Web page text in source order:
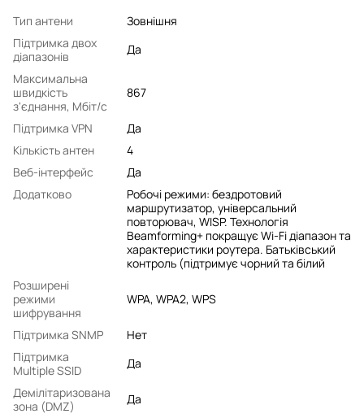
Тип антени
Зовнішня
Підтримка двох
діапазонів
Да
Максимальна
швидкість
з'єднання, Мбіт/с
867
Підтримка VPN
Да
Кількість антен
4
Веб-інтерфейс
Да
Додатково
Робочі режими: бездротовий
маршрутизатор, універсальний
повторювач, WISP. Технологія
Beamforming+ покращує Wi-Fi діапазон та
характеристики роутера. Батьківський
контроль (підтримує чорний та білий
Розширені
режими
шифрування
WPA, WPA2, WPS
Підтримка SNMP
Нет
Підтримка
Multiple SSID
Да
Демілітаризована
зона (DMZ)
Да